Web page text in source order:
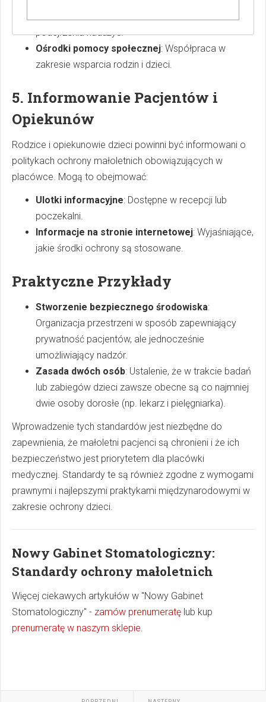
podejrzenia nadużyć.
Ośrodki pomocy społecznej: Współpraca w
zakresie wsparcia rodzin i dzieci.
5. Informowanie Pacjentów i
Opiekunów
Rodzice i opiekunowie dzieci powinni być informowani o
politykach ochrony małoletnich obowiązujących w
placówce. Mogą to obejmować:
Ulotki informacyjne: Dostępne w recepcji lub
poczekalni.
Informacje na stronie internetowej: Wyjaśniające,
jakie środki ochrony są stosowane.
Praktyczne Przykłady
Stworzenie bezpiecznego środowiska:
Organizacja przestrzeni w sposób zapewniający
prywatność pacjentów, ale jednocześnie
umożliwiający nadzór.
Zasada dwóch osób: Ustalenie, że w trakcie badań
lub zabiegów dzieci zawsze obecne są co najmniej
dwie osoby dorosłe (np. lekarz i pielęgniarka).
Wprowadzenie tych standardów jest niezbędne do
zapewnienia, że małoletni pacjenci są chronieni i że ich
bezpieczeństwo jest priorytetem dla placówki
medycznej. Standardy te są również zgodne z wymogami
prawnymi i najlepszymi praktykami międzynarodowymi w
zakresie ochrony dzieci.
Nowy Gabinet Stomatologiczny:
Standardy ochrony małoletnich
Więcej ciekawych artykułów w "Nowy Gabinet
Stomatologiczny" - zamów prenumeratę lub kup
prenumeratę w naszym sklepie.